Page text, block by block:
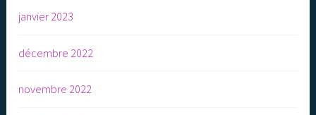
janvier 2023
décembre 2022
novembre 2022